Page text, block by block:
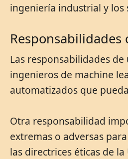
ingeniería industrial y los
Responsabilidades
Las responsabilidades
ingenieros de machine
automatizados que
Otra responsabilidad
extremas o adversas
las directrices éticas de